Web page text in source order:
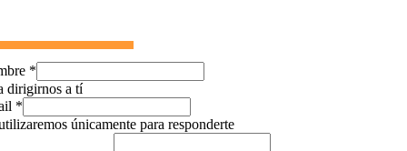
*
dirigirnos a tí
*
únicamente para responderte